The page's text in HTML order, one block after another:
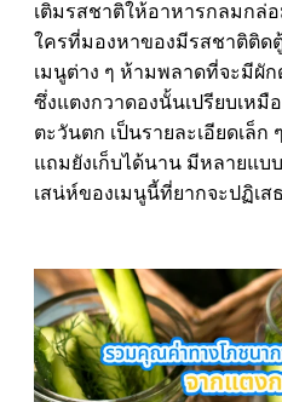
เติมรสชาติให้อาหารกลมกล่
ใครที่มองหาของมีรสชาติติดตู้
เมนูต่าง ๆ ห้ามพลาดที่จะมีผั
ซึ่งแตงกวาดองนั้นเปรียบเหมื
ตะวันตก เป็นรายละเอียดเล็
แถมยังเก็บได้นาน มีหลายแบ
เสน่ห์ของเมนูนี้ที่ยากจะปฏิเส